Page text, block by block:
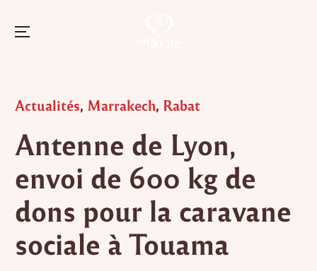
content
Menu
Posted
Actualités, Marrakech, Rabat
Antenne de Lyon,
envoi de 600 kg de
dons pour la caravane
sociale à Touama